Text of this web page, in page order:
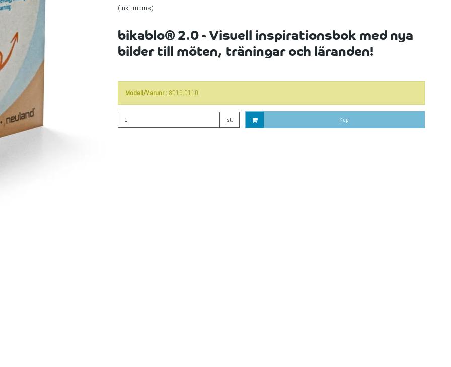
(inkl. moms)
bikablo® 2.0 - Visuell inspirationsbok med nya
bilder till möten, träningar och läranden!
Modell/Varunr.: 8019.0110
st. Köp